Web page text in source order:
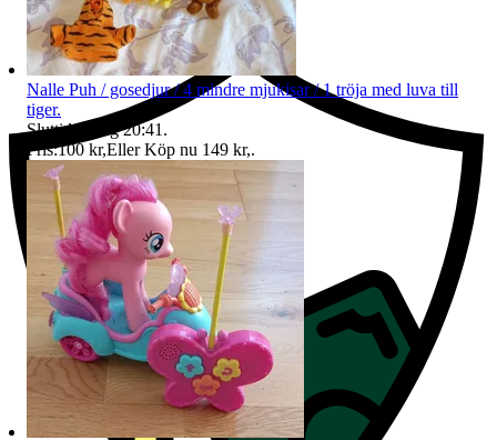
Ersättning om du inte får din vara
Nalle Puh / gosedjur / 4 mindre mjukisar / 1 tröja med luva till
tiger.
Sluttid11 aug 20:41 .
Pris:100 kr,Eller Köp nu 149 kr,.